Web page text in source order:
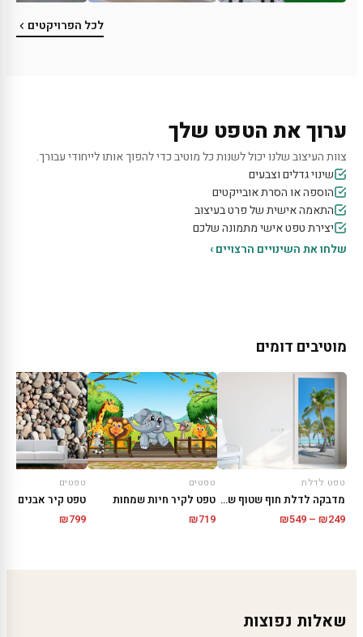
לכל הפרויקטים
ערוך את הטפט שלך
צוות העיצוב שלנו יכול לשנות כל מוטיב כדי להפוך אותו לייחודי עבורך.
שינוי גדלים וצבעים
הוספה או הסרת אובייקטים
התאמה אישית של פרט בעיצוב
יצירת טפט אישי מתמונה שלכם
שלחו את השינויים הרצויים ›
מוטיבים דומים
טפט לדלת
מדבקה לדלת חוף שטוף שמש
₪249
–
₪549
טפטים
טפט לקיר חיות שמחות
₪719
טפטים
טפט קיר אבנים
₪799
שאלות נפוצות